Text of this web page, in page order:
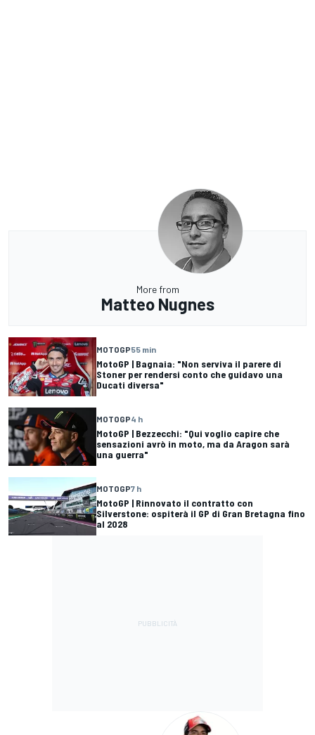
More from
Matteo Nugnes
MOTOGP55 min
MotoGP | Bagnaia: "Non serviva il parere di
Stoner per rendersi conto che guidavo una
Ducati diversa"
MOTOGP4 h
MotoGP | Bezzecchi: "Qui voglio capire che
sensazioni avrò in moto, ma da Aragon sarà
una guerra"
MOTOGP7 h
MotoGP | Rinnovato il contratto con
Silverstone: ospiterà il GP di Gran Bretagna fino
al 2028